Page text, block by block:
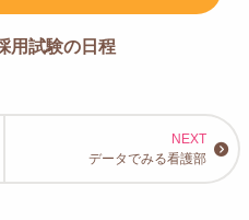
用試験の日程
データでみる看護部